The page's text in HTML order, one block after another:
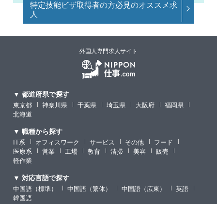
特定技能ビザ取得者の方必見のオススメ求
人
外国人専門求人サイト
▼ 都道府県で探す
東京都 神奈川県 千葉県 埼玉県 大阪府
福岡県
北海道
▼ 職種から探す
IT系 オフィスワーク サービス その他
フード
医療系
営業 工場 教育 清掃 美容
販売
軽作業
▼ 対応言語で探す
中国語（標準） 中国語（繁体） 中国語（広東）
英語
韓国語